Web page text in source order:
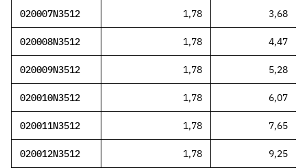
020007N3512 1,78 3,68
020008N3512 1,78 4,47
020009N3512 1,78 5,28
020010N3512 1,78 6,07
020011N3512 1,78 7,65
020012N3512 1,78 9,25